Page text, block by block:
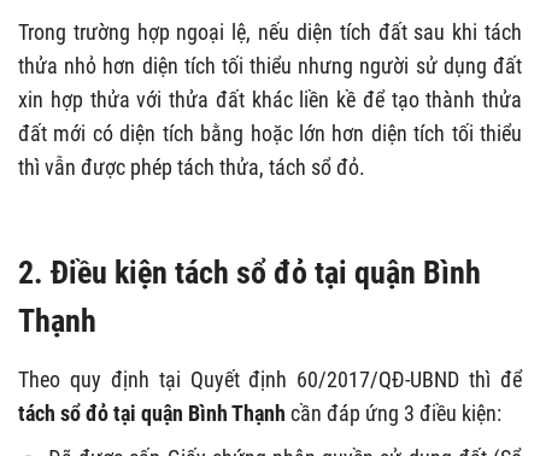
Trong trường hợp ngoại lệ, nếu diện tích đất sau khi tách
thửa nhỏ hơn diện tích tối thiểu nhưng người sử dụng đất
xin hợp thửa với thửa đất khác liền kề để tạo thành thửa
đất mới có diện tích bằng hoặc lớn hơn diện tích tối thiểu
thì vẫn được phép tách thửa, tách sổ đỏ.
2. Điều kiện tách sổ đỏ tại quận Bình
Thạnh
Theo quy định tại Quyết định 60/2017/QĐ-UBND thì để
tách sổ đỏ tại quận Bình Thạnh cần đáp ứng 3 điều kiện: